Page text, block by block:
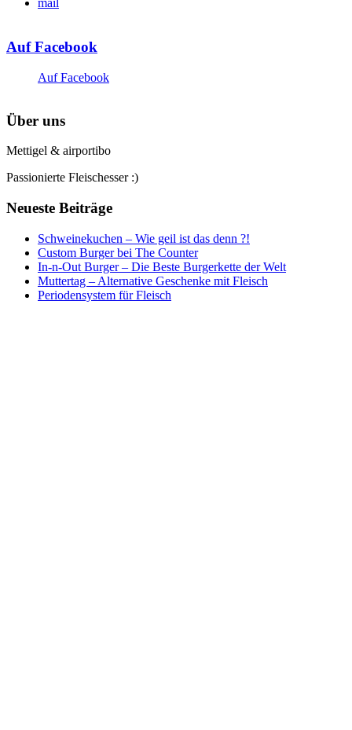
Auf Facebook
Auf Facebook
Über uns
Mettigel & airportibo
Passionierte Fleischesser :)
Neueste Beiträge
Schweinekuchen – Wie geil ist das denn ?!
Custom Burger bei The Counter
In-n-Out Burger – Die Beste Burgerkette der Welt
Muttertag – Alternative Geschenke mit Fleisch
Periodensystem für Fleisch